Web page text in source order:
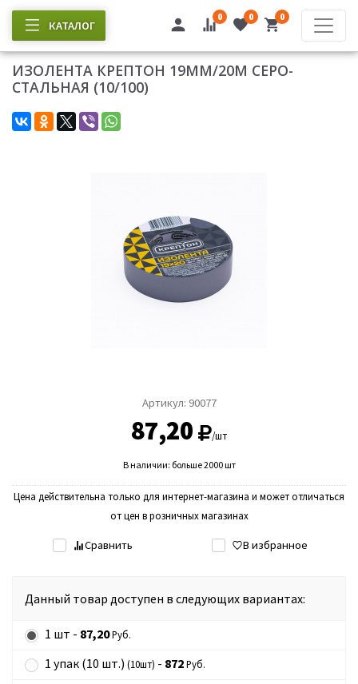
КАТАЛОГ
0 0 0
ИЗОЛЕНТА КРЕПТОН 19ММ/20М СЕРО-
СТАЛЬНАЯ (10/100)
Артикул: 90077
87,20 /шт
В наличии: больше 2000 шт
Цена действительна только для интернет-магазина и может отличаться
от цен в розничных магазинах
Сравнить В избранное
Данный товар доступен в следующих вариантах:
1 шт - 87,20Руб.
1 упак (10 шт.) (10шт) - 872Руб.